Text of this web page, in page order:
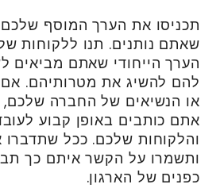
תכניסו את הערך המוסף
שאתם נותנים. תנו ללקוחות
הערך הייחודי שאתם מביאים
להם להשיג את מטרותיהם.
או הנשיאים של החברה שלכם,
אתם כותבים באופן קבוע
והלקוחות שלכם. ככל שתדברו
ותשמרו על הקשר איתם כך
כפנים של הארגון.